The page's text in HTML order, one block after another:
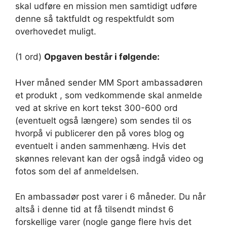
skal udføre en mission men samtidigt udføre
denne så taktfuldt og respektfuldt som
overhovedet muligt.
(1 ord) Opgaven består i følgende:
Hver måned sender MM Sport ambassadøren
et produkt , som vedkommende skal anmelde
ved at skrive en kort tekst 300-600 ord
(eventuelt også længere) som sendes til os
hvorpå vi publicerer den på vores blog og
eventuelt i anden sammenhæng. Hvis det
skønnes relevant kan der også indgå video og
fotos som del af anmeldelsen.
En ambassadør post varer i 6 måneder. Du når
altså i denne tid at få tilsendt mindst 6
forskellige varer (nogle gange flere hvis det